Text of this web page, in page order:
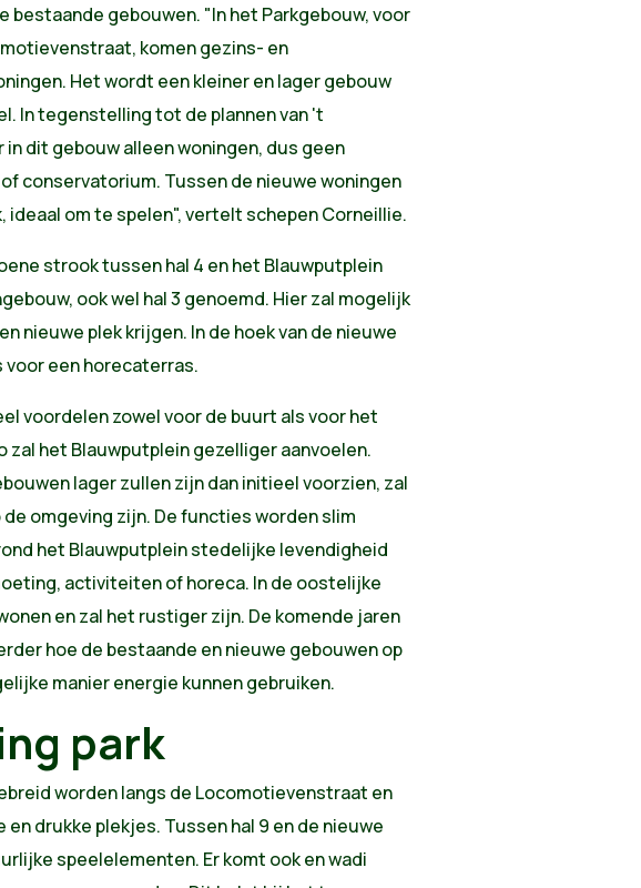
bestaande gebouwen. "In het Parkgebouw, voor
komen gezins- en
Het wordt een kleiner en lager gebouw
In tegenstelling tot de plannen van 't
dit gebouw alleen woningen, dus geen
conservatorium. Tussen de nieuwe woningen
ideaal om te spelen", vertelt schepen Corneillie.
strook tussen hal 4 en het Blauwputplein
ook wel hal 3 genoemd. Hier zal mogelijk
nieuwe plek krijgen. In de hoek van de nieuwe
voor een horecaterras.
voordelen zowel voor de buurt als voor het
zal het Blauwputplein gezelliger aanvoelen.
lager zullen zijn dan initieel voorzien, zal
omgeving zijn. De functies worden slim
het Blauwputplein stedelijke levendigheid
activiteiten of horeca. In de oostelijke
en zal het rustiger zijn. De komende jaren
hoe de bestaande en nieuwe gebouwen op
manier energie kunnen gebruiken.
park
worden langs de Locomotievenstraat en
drukke plekjes. Tussen hal 9 en de nieuwe
speelelementen. Er komt ook en wadi